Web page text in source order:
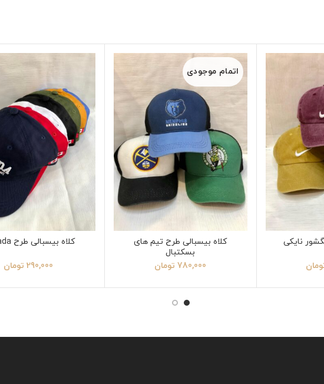
نایکی
اتمام موجودی
کلاه بیسبالی طرح تیم های
بسکتبال
780,000 تومان
کلاه بیسبالی طرح Canada
290,000 تومان